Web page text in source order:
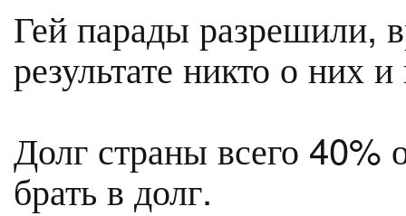
Гей парады разрешили,
результате никто о них
Долг страны всего
брать в долг.